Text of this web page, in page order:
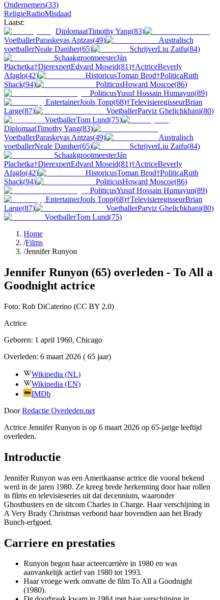
Ondernemers(33)
ReligieRadioMisdaad
Laatst:
DiplomaatTimothy Yang(83)
VoetballerParaskevas Antzas(49)
Australisch
voetballerNeale Daniher(65) SchrijverLiu Zaifu(84)
SchaakgrootmeesterJán
Plachetka†DierexpertEdvard Moseid(81)†ActriceBeverly
Afaglo(42) HistoricusToman Brod†PoliticaRuth
Shack(94) PoliticusHoward Moscoe(86)
PoliticusYusuf Hossain Humayun(89)
EntertainerJools Topp(68)†TelevisieregisseurBrian
Large(87) VoetballerParviz Ghelichkhani(80)
VoetballerTom Lund(75)
DiplomaatTimothy Yang(83)
VoetballerParaskevas Antzas(49)
Australisch
voetballerNeale Daniher(65) SchrijverLiu Zaifu(84)
SchaakgrootmeesterJán
Plachetka†DierexpertEdvard Moseid(81)†ActriceBeverly
Afaglo(42) HistoricusToman Brod†PoliticaRuth
Shack(94) PoliticusHoward Moscoe(86)
PoliticusYusuf Hossain Humayun(89)
EntertainerJools Topp(68)†TelevisieregisseurBrian
Large(87) VoetballerParviz Ghelichkhani(80)
VoetballerTom Lund(75)
Home
/Films
/Jennifer Runyon
Jennifer Runyon (65) overleden - To All a
Goodnight actrice
Foto: Rob DiCaterino (CC BY 2.0)
Actrice
Geboren: 1 april 1960, Chicago
Overleden: 6 maart 2026 ( 65 jaar)
Wikipedia (NL)
Wikipedia (EN)
IMDb
Door Redactie Overleden.net
Actrice Jennifer Runyon is op 6 maart 2026 op 65-jarige leeftijd
overleden.
Introductie
Jennifer Runyon was een Amerikaanse actrice die vooral bekend
werd in de jaren 1980. Ze kreeg brede herkenning door haar rollen
in films en televisieseries uit dat decennium, waaronder
Ghostbusters en de sitcom Charles in Charge. Haar verschijning in
A Very Brady Christmas verbond haar bovendien aan het Brady
Bunch-erfgoed.
Carriere en prestaties
Runyon begon haar acteercarrière in 1980 en was
aanvankelijk actief van 1980 tot 1993.
Haar vroege werk omvatte de film To All a Goodnight
(1980).